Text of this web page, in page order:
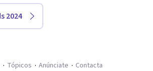
2024
Tópicos Anúnciate Contacta